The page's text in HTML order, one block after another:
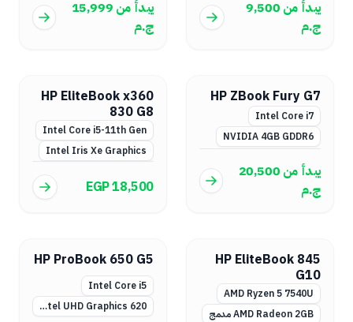
يبدأ من 9,500
ج.م
يبدأ من 15,999
ج.م
HP ZBook Fury G7
Intel Core i7
NVIDIA 4GB GDDR6
يبدأ من 20,500
ج.م
HP EliteBook x360
830 G8
Intel Core i5-11th Gen
Intel Iris Xe Graphics
EGP 18,500
HP EliteBook 845
G10
AMD Ryzen 5 7540U
AMD Radeon 2GB مدمج
HP ProBook 650 G5
Intel Core i5
Intel UHD Graphics 620